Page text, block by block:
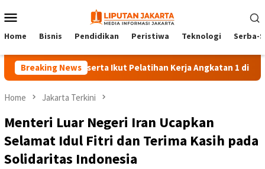
to
Menu
Home Bisnis Pendidikan Peristiwa Teknologi Serba-
Breaking News
140 Peserta Ikut Pelatihan Kerja Angkatan 1 di PPKD Jaksel
Home Jakarta Terkini
Menteri Luar Negeri Iran Ucapkan
Selamat Idul Fitri dan Terima Kasih pada
Solidaritas Indonesia